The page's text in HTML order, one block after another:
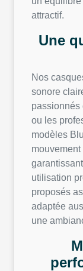
attractif.
Une
Nos
sonore
passionnés
ou les
modèles
utilisation
proposés
adaptée
une